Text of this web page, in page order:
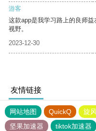
游客
这款app是我学习路上的良师
视野。
2023-12-30
友情链接
网站地图 QuickQ 旋
坚果加速器
tiktok加速器